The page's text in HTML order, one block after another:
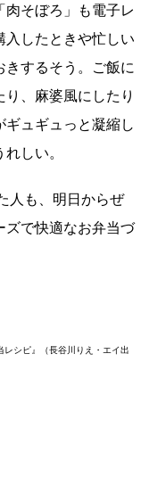
そぼろ」も電子レ
入したときや忙しい
きするそう。ご飯に
、麻婆風にしたり
ギュギュっと凝縮し
しい。
人も、明日からぜ
ズで快適なお弁当づ
シピ』（長谷川りえ・エイ出